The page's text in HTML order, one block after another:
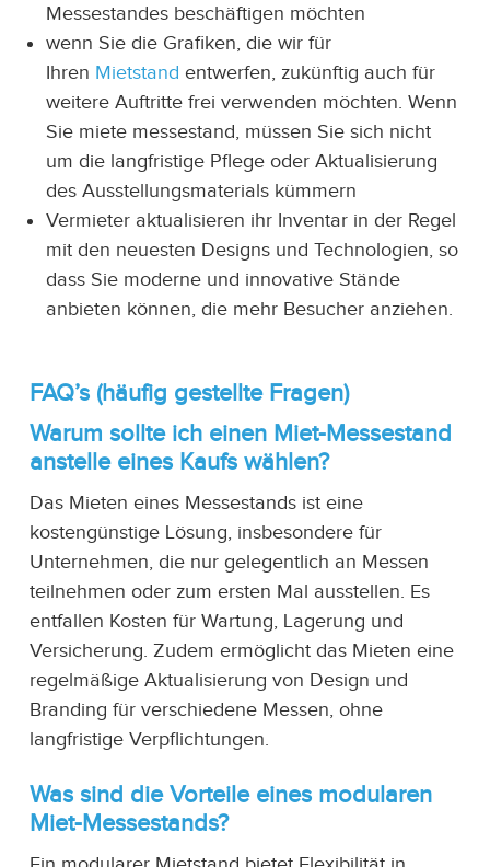
Messestandes beschäftigen möchten
wenn Sie die Grafiken, die wir für
Ihren Mietstand entwerfen, zukünftig auch für
weitere Auftritte frei verwenden möchten. Wenn
Sie miete messestand, müssen Sie sich nicht
um die langfristige Pflege oder Aktualisierung
des Ausstellungsmaterials kümmern
Vermieter aktualisieren ihr Inventar in der Regel
mit den neuesten Designs und Technologien, so
dass Sie moderne und innovative Stände
anbieten können, die mehr Besucher anziehen.
FAQ’s (häufig gestellte Fragen)
Warum sollte ich einen Miet-Messestand
anstelle eines Kaufs wählen?
Das Mieten eines Messestands ist eine
kostengünstige Lösung, insbesondere für
Unternehmen, die nur gelegentlich an Messen
teilnehmen oder zum ersten Mal ausstellen. Es
entfallen Kosten für Wartung, Lagerung und
Versicherung. Zudem ermöglicht das Mieten eine
regelmäßige Aktualisierung von Design und
Branding für verschiedene Messen, ohne
langfristige Verpflichtungen.
Was sind die Vorteile eines modularen
Miet-Messestands?